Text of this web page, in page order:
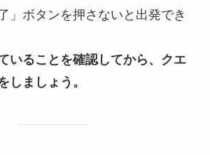
」ボタンを押さないと出発でき
いることを確認してから、クエ
しましょう。